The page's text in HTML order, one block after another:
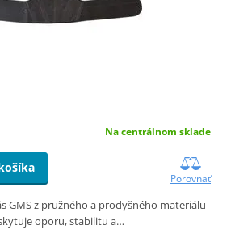
Na centrálnom sklade
Porovnať
GMS z pružného a prodyšného materiálu
oporu, stabilitu a…